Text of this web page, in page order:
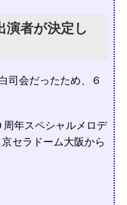
演者が決定し
司会だったため、６
年スペシャルメロデ
セラドーム大阪から